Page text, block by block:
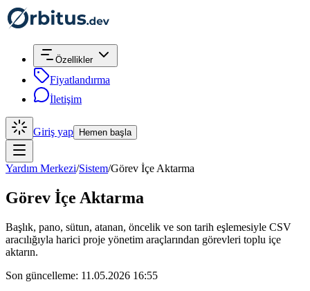
Özellikler
Fiyatlandırma
İletişim
Giriş yap Hemen başla
Yardım Merkezi/Sistem/Görev İçe Aktarma
Görev İçe Aktarma
Başlık, pano, sütun, atanan, öncelik ve son tarih eşlemesiyle CSV
aracılığıyla harici proje yönetim araçlarından görevleri toplu içe
aktarın.
Son güncelleme: 11.05.2026 16:55